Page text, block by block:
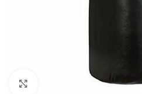
Suurendamiseks klõpsake